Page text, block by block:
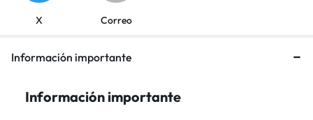
X Correo
Información importante
Información importante